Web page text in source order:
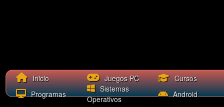
Inicio Juegos PC
Cursos
Programas
Sistemas
Operativos
Android